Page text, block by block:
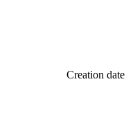
Creation date